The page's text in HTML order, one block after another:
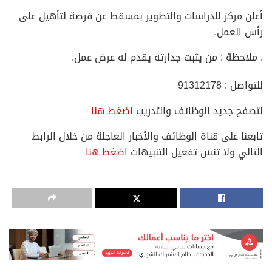
أعلن مركز للدراسات والتطوير بمسقط عن فرصة لتأهيل على
رأس العمل.
. ملاحظة : من يثبت جدارته يقدم له عرض عمل.
للتواصل : 91312178
لتصفح جديد الوظائف والتدريب اضغط هنا
تابعنا على قناة الوظائف والأخبار العاجلة من خلال الرابط
التالي ولا تنسَ تفعيل التنبيهات اضغط هنا